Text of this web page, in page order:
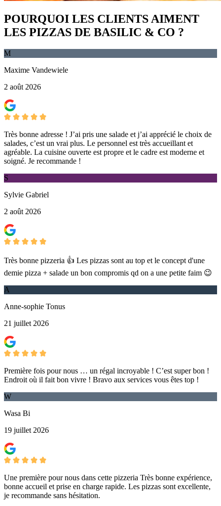
POURQUOI LES CLIENTS AIMENT
LES PIZZAS DE BASILIC & CO ?
M
Maxime Vandewiele
2 août 2026
Très bonne adresse ! J’ai pris une salade et j’ai apprécié le choix de
salades, c’est un vrai plus. Le personnel est très accueillant et
agréable. La cuisine ouverte est propre et le cadre est moderne et
soigné. Je recommande !
S
Sylvie Gabriel
2 août 2026
Très bonne pizzeria 👍 Les pizzas sont au top et le concept d'une
demie pizza + salade un bon compromis qd on a une petite faim 😉
A
Anne-sophie Tonus
21 juillet 2026
Première fois pour nous … un régal incroyable ! C’est super bon !
Endroit où il fait bon vivre ! Bravo aux services vous êtes top !
W
Wasa Bi
19 juillet 2026
Une première pour nous dans cette pizzeria Très bonne expérience,
bonne accueil et prise en charge rapide. Les pizzas sont excellente,
je recommande sans hésitation.